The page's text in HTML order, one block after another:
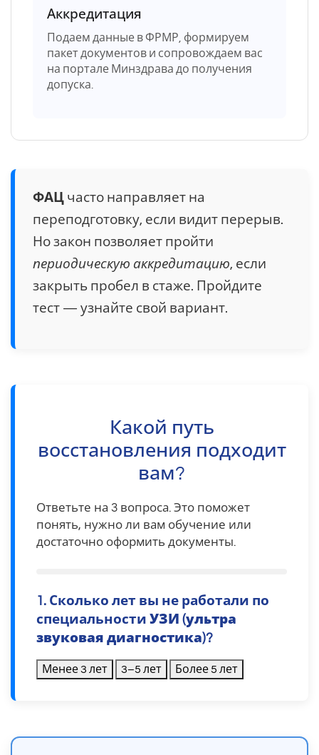
Аккредитация
Подаем данные в ФРМР, формируем
пакет документов и сопровождаем вас
на портале Минздрава до получения
допуска.
ФАЦ часто направляет на
переподготовку, если видит перерыв.
Но закон позволяет пройти
периодическую аккредитацию, если
закрыть пробел в стаже. Пройдите
тест — узнайте свой вариант.
Какой путь
восстановления подходит
вам?
Ответьте на 3 вопроса. Это поможет
понять, нужно ли вам обучение или
достаточно оформить документы.
1. Сколько лет вы не работали по
специальности УЗИ (ультра
звуковая диагностика)?
Менее 3 лет 3–5 лет Более 5 лет